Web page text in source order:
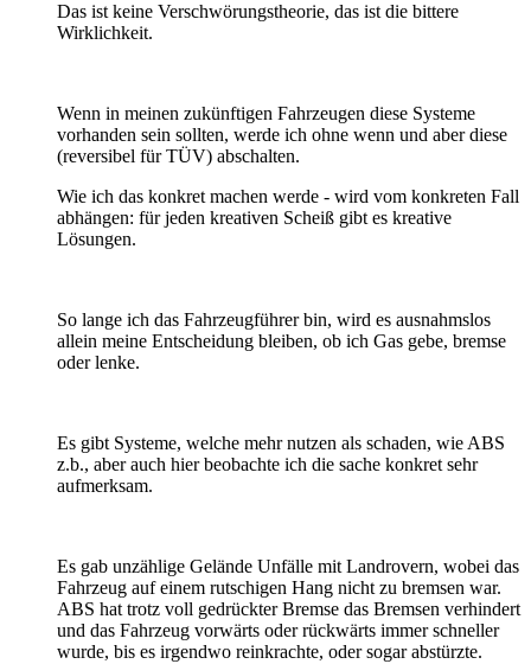
Das ist keine Verschwörungstheorie, das ist die bittere
Wirklichkeit.
Wenn in meinen zukünftigen Fahrzeugen diese Systeme
vorhanden sein sollten, werde ich ohne wenn und aber diese
(reversibel für TÜV) abschalten.
Wie ich das konkret machen werde - wird vom konkreten Fall
abhängen: für jeden kreativen Scheiß gibt es kreative
Lösungen.
So lange ich das Fahrzeugführer bin, wird es ausnahmslos
allein meine Entscheidung bleiben, ob ich Gas gebe, bremse
oder lenke.
Es gibt Systeme, welche mehr nutzen als schaden, wie ABS
z.b., aber auch hier beobachte ich die sache konkret sehr
aufmerksam.
Es gab unzählige Gelände Unfälle mit Landrovern, wobei das
Fahrzeug auf einem rutschigen Hang nicht zu bremsen war.
ABS hat trotz voll gedrückter Bremse das Bremsen verhindert
und das Fahrzeug vorwärts oder rückwärts immer schneller
wurde, bis es irgendwo reinkrachte, oder sogar abstürzte.